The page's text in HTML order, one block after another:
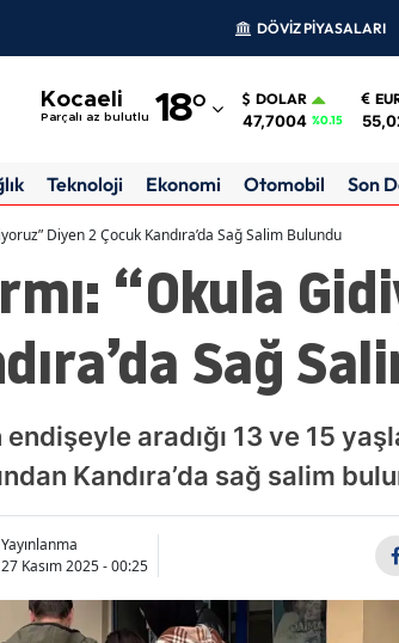
DÖVİZ PİYASALARI
Kocaeli
Parçalı az bulutlu 18°
Adıyaman
Amasya
Ankara
Antalya
Aydın
Balıkesir
Bilecik
Bingöl
DOLAR
47,7004 %0.15
Teknoloji Ekonomi Otomobil Son
Diyen 2 Çocuk Kandıra’da Sağ Salim Bulundu
“Okula
Sağ
aradığı 13 ve 15
Kandıra’da sağ salim
Yayınlanma
27 Kasım 2025 - 00:25